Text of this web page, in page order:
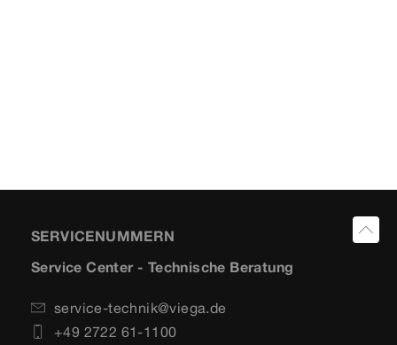
SERVICENUMMERN
Service Center - Technische Beratung
service-technik@viega.de
+49 2722 61-1100